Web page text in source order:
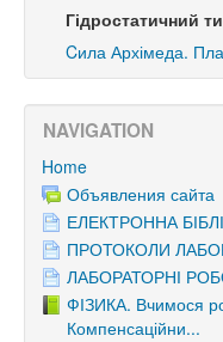
Гідростатичний
Cила Архімеда.
NAVIGATION
Home
Объявления сайта
ЕЛЕКТРОННА
ПРОТОКОЛИ
ЛАБОРАТОРНІ
ФІЗИКА. Вчимося
Компенсаційни...